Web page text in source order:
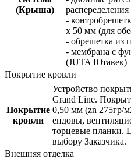
(Крыша)
-
x 50 мм (для
- обрешетка из
- мембрана с
(JUTA Ютавек)
Покрытие кровли
Покрытие
кровли
Устройство
Grand Line.
0,50 мм (zn 275гр/
ендовы,
торцевые планки.
выбору Заказчика.
Внешняя отделка